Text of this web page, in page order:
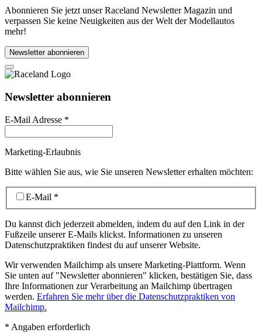
Abonnieren Sie jetzt unser Raceland Newsletter Magazin und
verpassen Sie keine Neuigkeiten aus der Welt der Modellautos
mehr!
Newsletter abonnieren
Newsletter abonnieren
E-Mail Adresse *
Marketing-Erlaubnis
Bitte wählen Sie aus, wie Sie unseren Newsletter erhalten möchten:
E-Mail *
Du kannst dich jederzeit abmelden, indem du auf den Link in der
Fußzeile unserer E-Mails klickst. Informationen zu unseren
Datenschutzpraktiken findest du auf unserer Website.
Wir verwenden Mailchimp als unsere Marketing-Plattform. Wenn
Sie unten auf "Newsletter abonnieren" klicken, bestätigen Sie, dass
Ihre Informationen zur Verarbeitung an Mailchimp übertragen
werden. Erfahren Sie mehr über die Datenschutzpraktiken von
Mailchimp.
* Angaben erforderlich